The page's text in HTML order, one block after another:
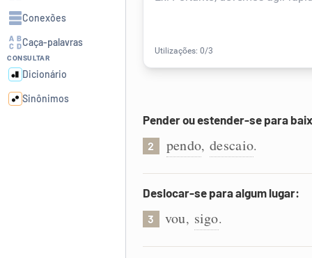
Detector de IA
Humanizador de IA
Conexões
Caça-palavras
CONSULTAR
Dicionário
Sinônimos
Pender ou estender-se para
2 pendo, descaio.
Deslocar-se para algum lugar:
3 vou, sigo.